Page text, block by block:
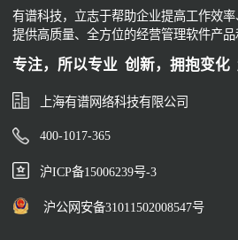
有谱科技，立志于帮助企业提高工作效
提供高质量、全方位的经营管理软件产
专注，所以专业 创新，拥抱变化
上海有谱网络科技有限公司
400-1017-365
沪ICP备15006239号-3
沪公网安备31011502008547号